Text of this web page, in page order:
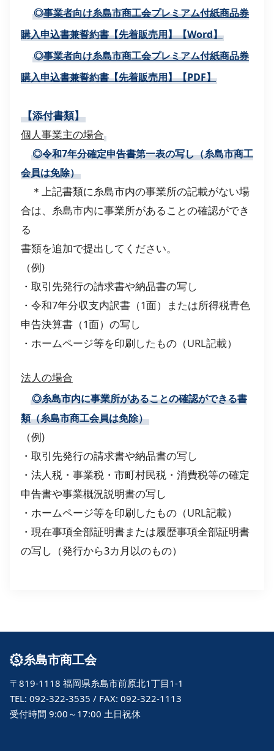
◎事業者向け糸島市商工会プレミアム付紙商品券
購入申込書兼誓約書【先着販売用】【Word】
◎事業者向け糸島市商工会プレミアム付紙商品券
購入申込書兼誓約書【先着販売用】【PDF】
【添付書類】
個人事業主の場合
◎令和7年分確定申告書第一表の写し（糸島市商工
会員は免除）
＊上記書類に糸島市内の事業所の記載がない場
合は、糸島市内に事業所があることの確認ができ
る
書類を追加で提出してください。
（例)
・取引先発行の請求書や納品書の写し
・令和7年分収支内訳書（1面）または所得税青色
申告決算書（1面）の写し
・ホームページ等を印刷したもの（URL記載）
法人の場合
◎糸島市内に事業所があることの確認ができる書
類（糸島市商工会員は免除）
（例)
・取引先発行の請求書や納品書の写し
・法人税・事業税・市町村民税・消費税等の確定
申告書や事業概況説明書の写し
・ホームページ等を印刷したもの（URL記載）
・現在事項全部証明書または履歴事項全部証明書
の写し（発行から3カ月以のもの）
糸島市商工会
〒819-1118 福岡県糸島市前原北1丁目1-1
TEL: 092-322-3535 / FAX: 092-322-1113
受付時間 9:00～17:00 土日祝休